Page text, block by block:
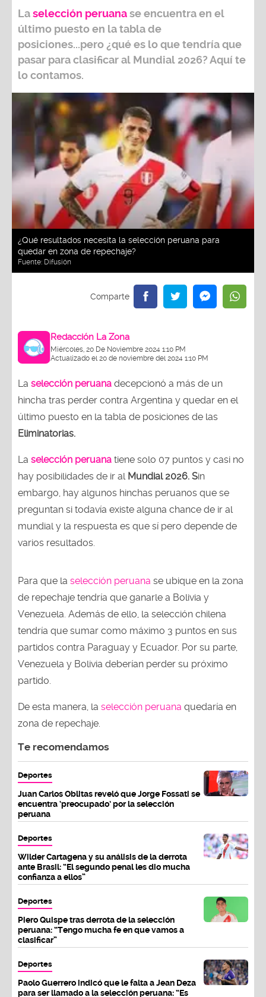
Laselección peruanase encuentra en el
último puesto en la tabla de
posiciones...pero ¿qué es lo que tendría que
pasar para clasificar al Mundial 2026?Aquí te
lo contamos.
¿Qué resultados necesita la selección peruana para
quedar en zona de repechaje?
Fuente: Difusión
Redacción La Zona
Miércoles, 20 De Noviembre 2024 1:10 PM
Actualizado el 20 de noviembre del 2024 1:10 PM
La selección peruana decepcionó a más de un
hincha tras perder contra Argentina y quedar en el
último puesto en la tabla de posiciones de las
Eliminatorias.
La selección peruana tiene solo 07 puntos y casi no
hay posibilidades de ir al Mundial 2026. Sin
embargo, hay algunos hinchas peruanos que se
preguntan si todavía existe alguna chance de ir al
mundial y la respuesta es que sí pero depende de
varios resultados.
Para que la selección peruana se ubique en la zona
de repechaje tendría que ganarle a Bolivia y
Venezuela. Además de ello, la selección chilena
tendría que sumar como máximo 3 puntos en sus
partidos contra Paraguay y Ecuador. Por su parte,
Venezuela y Bolivia deberían perder su próximo
partido.
De esta manera, la selección peruana quedaría en
zona de repechaje.
Te recomendamos
Deportes
Juan Carlos Oblitas reveló que Jorge Fossati se
encuentra ‘preocupado’ por la selección
peruana
Deportes
Wilder Cartagena y su análisis de la derrota
ante Brasil: “El segundo penal les dio mucha
confianza a ellos”
Deportes
Piero Quispe tras derrota de la selección
peruana: “Tengo mucha fe en que vamos a
clasificar”
Deportes
Paolo Guerrero indicó que le falta a Jean Deza
para ser llamado a la selección peruana: “Es